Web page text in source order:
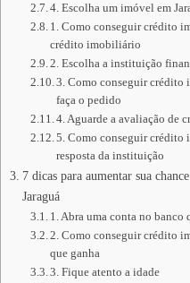
4. Escolha um imóvel em
1. Como conseguir crédito
crédito imobiliário
2. Escolha a instituição
3. Como conseguir crédito
faça o pedido
4. Aguarde a avaliação de
5. Como conseguir crédito
resposta da instituição
7 dicas para aumentar sua
Jaraguá
1. Abra uma conta no
2. Como conseguir crédito
que ganha
3. Fique atento a idade